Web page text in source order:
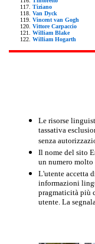
Tiziano
Van Dyck
Vincent van Gogh
Vittore Carpaccio
William Blake
William Hogarth
Le risorse
tassativa
senza
Il nome del sito
un numero
L'utente accetta
informazioni
pragmaticità più
utente. La